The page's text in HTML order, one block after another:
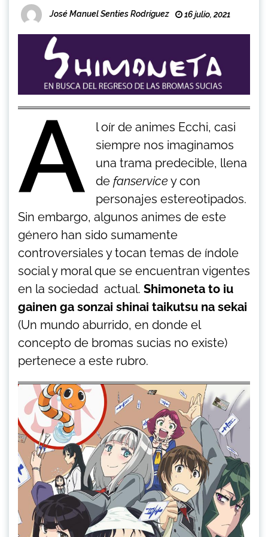
José Manuel Senties Rodríguez 16 julio, 2021
A
l oír de animes Ecchi, casi
siempre nos imaginamos
una trama predecible, llena
de fanservice y con
personajes estereotipados.
Sin embargo, algunos animes de este
género han sido sumamente
controversiales y tocan temas de índole
social y moral que se encuentran vigentes
en la sociedad actual. Shimoneta to iu
gainen ga sonzai shinai taikutsu na sekai
(Un mundo aburrido, en donde el
concepto de bromas sucias no existe)
pertenece a este rubro.